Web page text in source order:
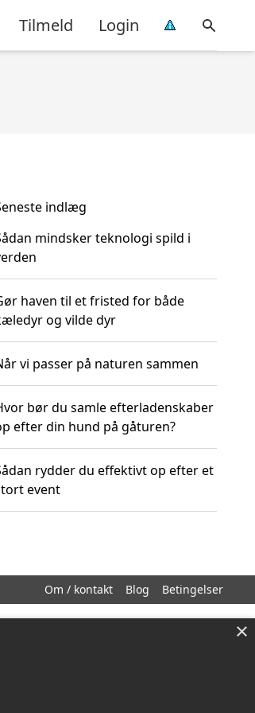
Tilmeld Login
indlæg
mindsker teknologi spild i
haven til et fristed for både
og vilde dyr
vi passer på naturen sammen
bør du samle efterladenskaber
efter din hund på gåturen?
rydder du effektivt op efter et
event
Om / kontakt Blog Betingelser
×